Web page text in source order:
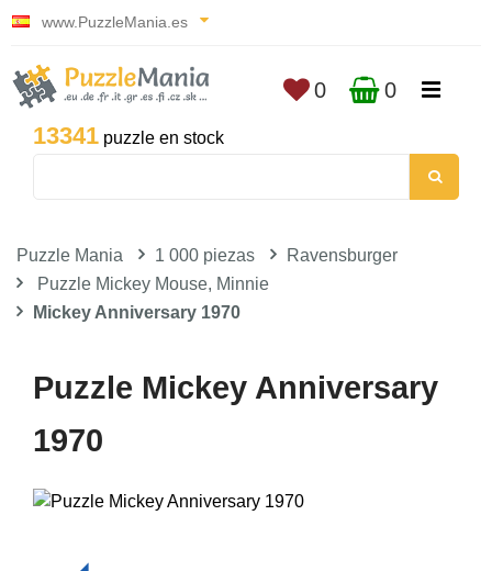
www.PuzzleMania.es
13341 puzzle en stock
0 0
Puzzle Mania 1 000 piezas
Ravensburger
Puzzle Mickey Mouse, Minnie
Mickey Anniversary 1970
Puzzle Mickey Anniversary
1970